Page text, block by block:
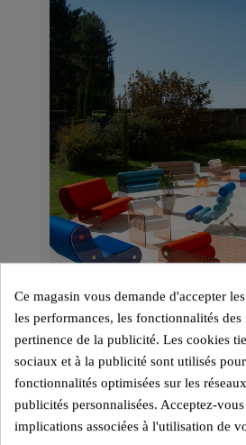
Ce magasin vous demande d'accepter
les performances, les fonctionnalités des
pertinence de la publicité. Les cookies
sociaux et à la publicité sont utilisés
fonctionnalités optimisées sur les
publicités personnalisées. Acceptez-
implications associées à l'utilisation de